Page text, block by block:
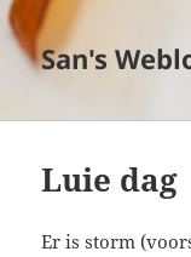
San's
Luie dag
Er is storm